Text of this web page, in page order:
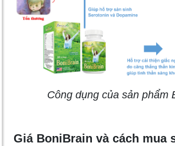
Công dụng của sản phẩm
Giá BoniBrain và cách mua